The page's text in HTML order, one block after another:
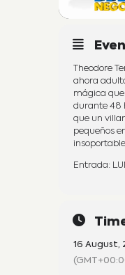
Theodore
ahora
mágica
durante 48
que un
pequeños
Entrada:
16 August,